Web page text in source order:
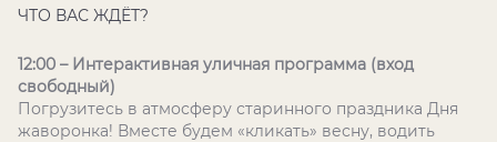
ЧТО ВАС ЖДЁТ?
12:00 – Интерактивная уличная программа (вход
свободный)
Погрузитесь в атмосферу старинного праздника Дня
жаворонка! Вместе будем «кликать» весну, водить